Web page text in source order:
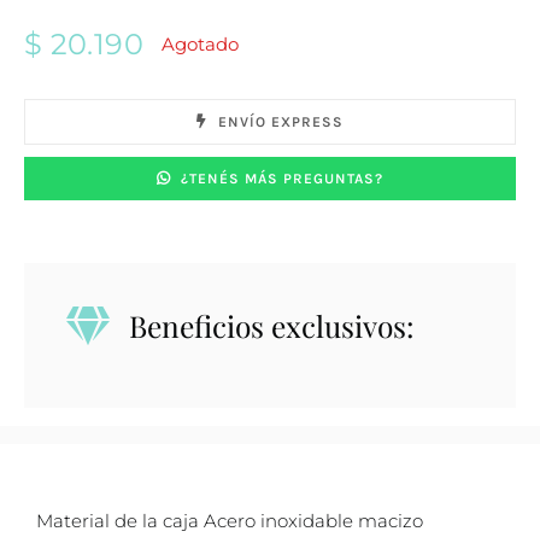
$ 20.190 Agotado
ENVÍO EXPRESS
¿TENÉS MÁS PREGUNTAS?
Beneficios exclusivos:
Material de la caja Acero inoxidable macizo